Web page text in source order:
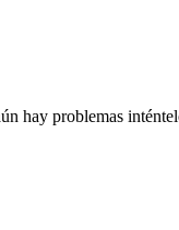
hay problemas